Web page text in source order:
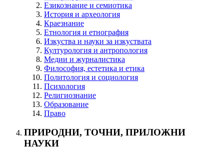
Езикознание и семиотика
История и археология
Краезнание
Етнология и етнография
Изкуства и науки за изкуствата
Културология и антропология
Медии и журналистика
Философия, естетика и етика
Политология и социология
Психология
Религиознание
Образование
Право
ПРИРОДНИ, ТОЧНИ, ПРИЛОЖНИ
НАУКИ